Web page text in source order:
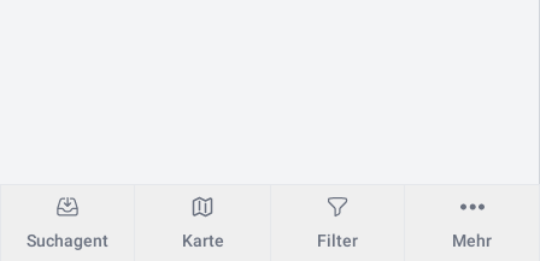
Suchagent Karte Filter Mehr